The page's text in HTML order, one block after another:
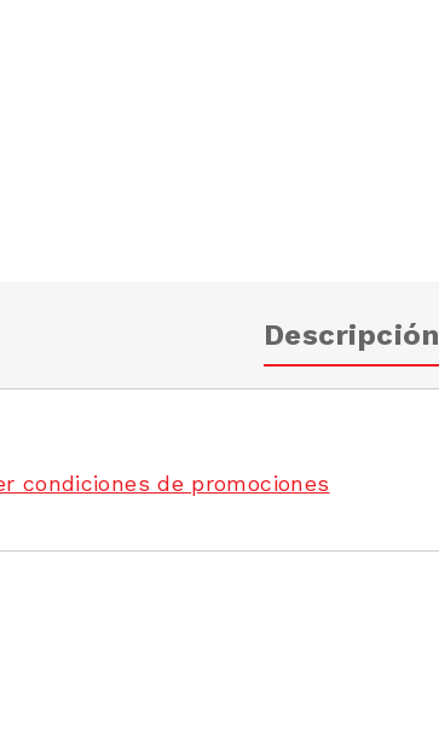
Descripción
condiciones de promociones